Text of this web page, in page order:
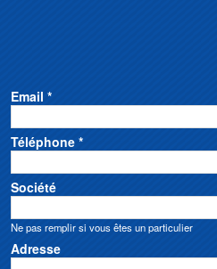
Email *
Téléphone *
Société
Ne pas remplir si vous êtes un particulier
Adresse